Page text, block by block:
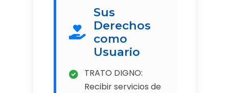
Sus
Derechos
como
Usuario
TRATO DIGNO:
Recibir servicios de